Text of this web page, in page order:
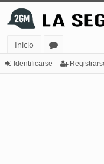
Inicio
or
Identificarse